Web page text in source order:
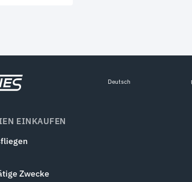
Deutsch
EINKAUFEN
Zwecke